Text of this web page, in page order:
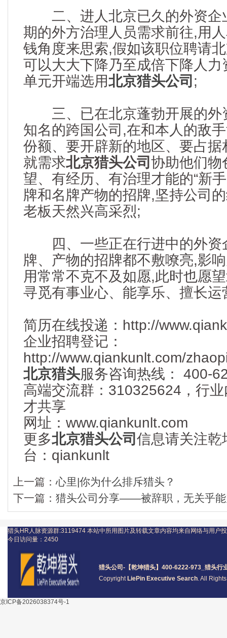
二、进人北京已久的外资企
期的外方治理人员需求前往,用
钱角度来思索,假如该职位聘请
可以大大下降乃至成倍下降人
单元开端选用北京猎头公司 ;
三、已在北京蓬勃开展的外
知名的跨国公司,在和本人的敌
份额、要开辟新的地区、要占
就需求北京猎头公司协助他们物
望、有经历、有治理才能的“新
牌和名牌产物的招牌,坚持公司
老板天然兴高采烈;
四、一些正在行进中的外资
牌、产物的招牌都不敷嘹亮,影
用常常不克不及如愿,此时也愿
寻觅有事业心、能享乐、擅长
简历在线投递：http://
企业招聘登记：
http://www.qiankunlt.com/
北京猎头服务咨询热线： 400-
高端交流群：310325624，行
才共享
网址：www.qiankunlt.com
更多北京猎头公司信息请关注乾
台：qiankunlt
上一篇：心里|你为什么排斥猎头？
下一篇： 猎头公司分享——被辞职，无关乎
猎头公司 -【乾坤猎头】400-6222-973_ 猎头行
Copyright LiePin Executive Search. All
猎头HR人脉资源群:3119474 本站中所用图片及转载文章内容均来自网络与用户
今日访问量： 2450
京ICP备2026038374号-1